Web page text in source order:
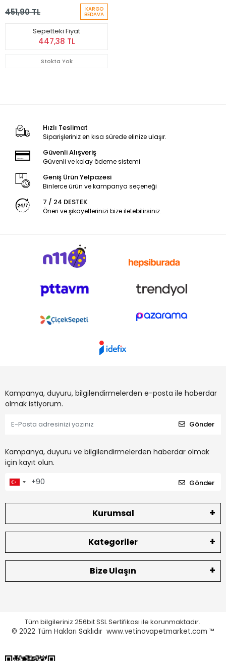
Pedi 50 Adet
451,90 TL KARGO
BEDAVA
Sepetteki Fiyat
447,38 TL
Stokta Yok
Hızlı Teslimat
Siparişleriniz en kısa sürede elinize ulaşır.
Güvenli Alışveriş
Güvenli ve kolay ödeme sistemi
Geniş Ürün Yelpazesi
Binlerce ürün ve kampanya seçeneği
7 / 24 DESTEK
Öneri ve şikayetlerinizi bize iletebilirsiniz.
Kampanya, duyuru, bilgilendirmelerden e-posta ile haberdar
olmak istiyorum.
Gönder
Kampanya, duyuru ve bilgilendirmelerden haberdar olmak
için kayıt olun.
Gönder
Kurumsal
Kategoriler
Bize Ulaşın
Tüm bilgileriniz 256bit SSL Sertifikası ile korunmaktadır.
© 2022 Tüm Hakları Saklıdır www.vetinovapetmarket.com ™